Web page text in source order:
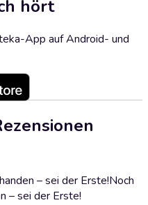
hört
App auf Android- und
– sei der Erste!Noch
– sei der Erste!